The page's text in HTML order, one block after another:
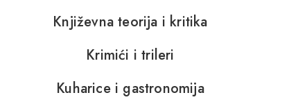
Književna teorija i kritika
Krimići i trileri
Kuharice i gastronomija